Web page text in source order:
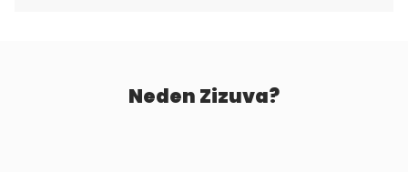
Neden Zizuva?